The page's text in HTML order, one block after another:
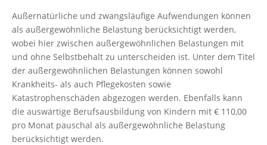
Außernatürliche und zwangsläufige Aufwendungen können
als außergewöhnliche Belastung berücksichtigt werden,
wobei hier zwischen außergewöhnlichen Belastungen mit
und ohne Selbstbehalt zu unterscheiden ist. Unter dem Titel
der außergewöhnlichen Belastungen können sowohl
Krankheits- als auch Pflegekosten sowie
Katastrophenschäden abgezogen werden. Ebenfalls kann
die auswärtige Berufsausbildung von Kindern mit € 110,00
pro Monat pauschal als außergewöhnliche Belastung
berücksichtigt werden.